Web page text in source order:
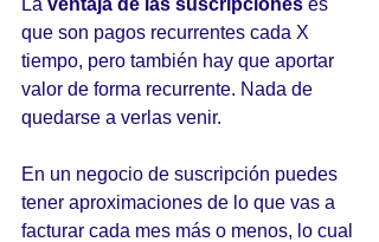
La ventaja de las suscripciones es
que son pagos recurrentes cada X
tiempo, pero también hay que aportar
valor de forma recurrente. Nada de
quedarse a verlas venir.
En un negocio de suscripción puedes
tener aproximaciones de lo que vas a
facturar cada mes más o menos, lo cual